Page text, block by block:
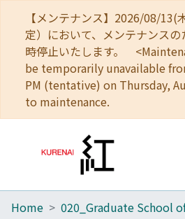
【メンテナンス】2026/08/13(
定）において、メンテナンス
時停止いたします。
be temporarily unavailable
PM (tentative) on Thursday,
to maintenance.
Home
Home